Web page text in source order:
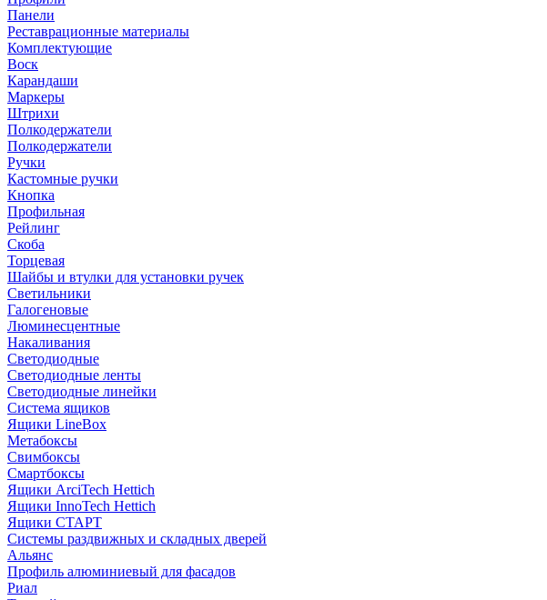
Панели
Реставрационные материалы
Комплектующие
Воск
Карандаши
Маркеры
Штрихи
Полкодержатели
Полкодержатели
Ручки
Кастомные ручки
Кнопка
Профильная
Рейлинг
Скоба
Торцевая
Шайбы и втулки для установки ручек
Светильники
Галогеновые
Люминесцентные
Накаливания
Светодиодные
Светодиодные ленты
Светодиодные линейки
Система ящиков
Ящики LineBox
Метабоксы
Свимбоксы
Смартбоксы
Ящики ArciTech Hettich
Ящики InnoTech Hettich
Ящики СТАРТ
Системы раздвижных и складных дверей
Альянс
Профиль алюминиевый для фасадов
Риал